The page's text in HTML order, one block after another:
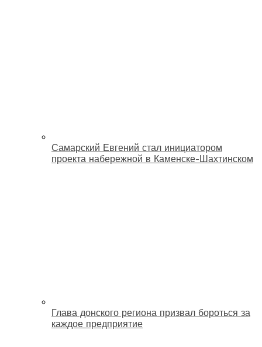
Самарский Евгений стал инициатором
проекта набережной в Каменске-Шахтинском
Глава донского региона призвал бороться за
каждое предприятие